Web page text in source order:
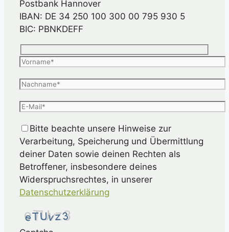
Postbank Hannover
IBAN: DE 34 250 100 300 00 795 930 5
BIC: PBNKDEFF
Bitte beachte unsere Hinweise zur
Verarbeitung, Speicherung und Übermittlung
deiner Daten sowie deinen Rechten als
Betroffener, insbesondere deines
Widerspruchsrechtes, in unserer
Datenschutzerklärung